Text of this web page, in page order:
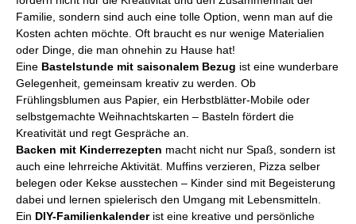
Familie, sondern sind auch eine tolle Option, wenn man auf die
Kosten achten möchte. Oft braucht es nur wenige Materialien
oder Dinge, die man ohnehin zu Hause hat!
Eine Bastelstunde mit saisonalem Bezug ist eine wunderbare
Gelegenheit, gemeinsam kreativ zu werden. Ob
Frühlingsblumen aus Papier, ein Herbstblätter-Mobile oder
selbstgemachte Weihnachtskarten – Basteln fördert die
Kreativität und regt Gespräche an.
Backen mit Kinderrezepten macht nicht nur Spaß, sondern ist
auch eine lehrreiche Aktivität. Muffins verzieren, Pizza selber
belegen oder Kekse ausstechen – Kinder sind mit Begeisterung
dabei und lernen spielerisch den Umgang mit Lebensmitteln.
Ein DIY-Familienkalenderist eine kreative und persönliche